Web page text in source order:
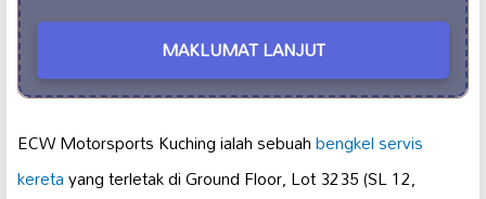
MAKLUMAT LANJUT
ECW Motorsports Kuching ialah sebuahbengkel servis
keretayang terletak di Ground Floor, Lot 3235 (SL 12,